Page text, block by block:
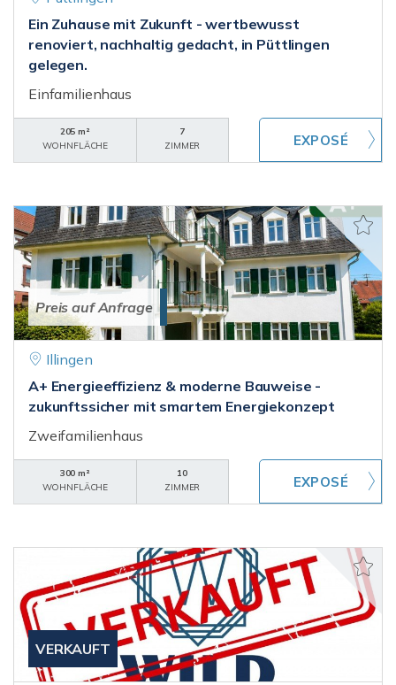
Ein Zuhause mit Zukunft - wertbewusst
renoviert, nachhaltig gedacht, in Püttlingen
gelegen.
Einfamilienhaus
205 m²
WOHNFLÄCHE
7
ZIMMER
Preis auf Anfrage
Illingen
A+ Energieeffizienz & moderne Bauweise -
zukunftssicher mit smartem Energiekonzept
Zweifamilienhaus
300 m²
WOHNFLÄCHE
10
ZIMMER
VERKAUFT